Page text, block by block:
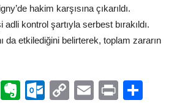
hakim karşısına çıkarıldı.
kontrol şartıyla serbest bırakıldı.
da etkilediğini belirterek, toplam zararın
ViberEvernote
Outlook.com
CopyEmailPrint